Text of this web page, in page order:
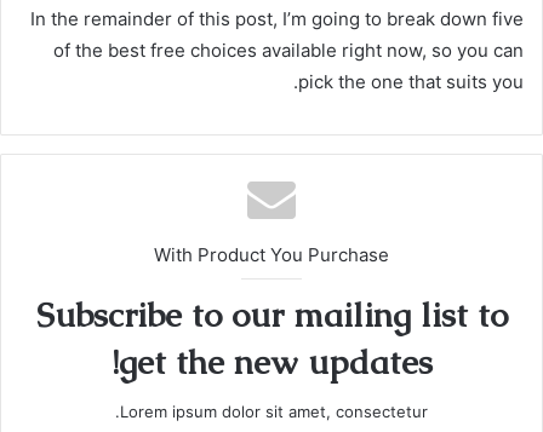
In the remainder of this post, I’m going to break down five
of the best free choices available right now, so you can
pick the one that suits you.
With Product You Purchase
Subscribe to our mailing list to
get the new updates!
Lorem ipsum dolor sit amet, consectetur.